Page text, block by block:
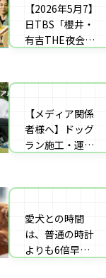
【2026年5月7】
日TBS「櫻井・
有吉THE夜会」
さんのご実家の
を施工
【メディア関係
者様へ】ドッグ
ラン施工・運営
材・出演・執筆
愛犬との時間
は、普通の時計
よりも6倍早く
自宅の庭にドッ
グラン計画の完
全ガイド：DIY
デメリット）を